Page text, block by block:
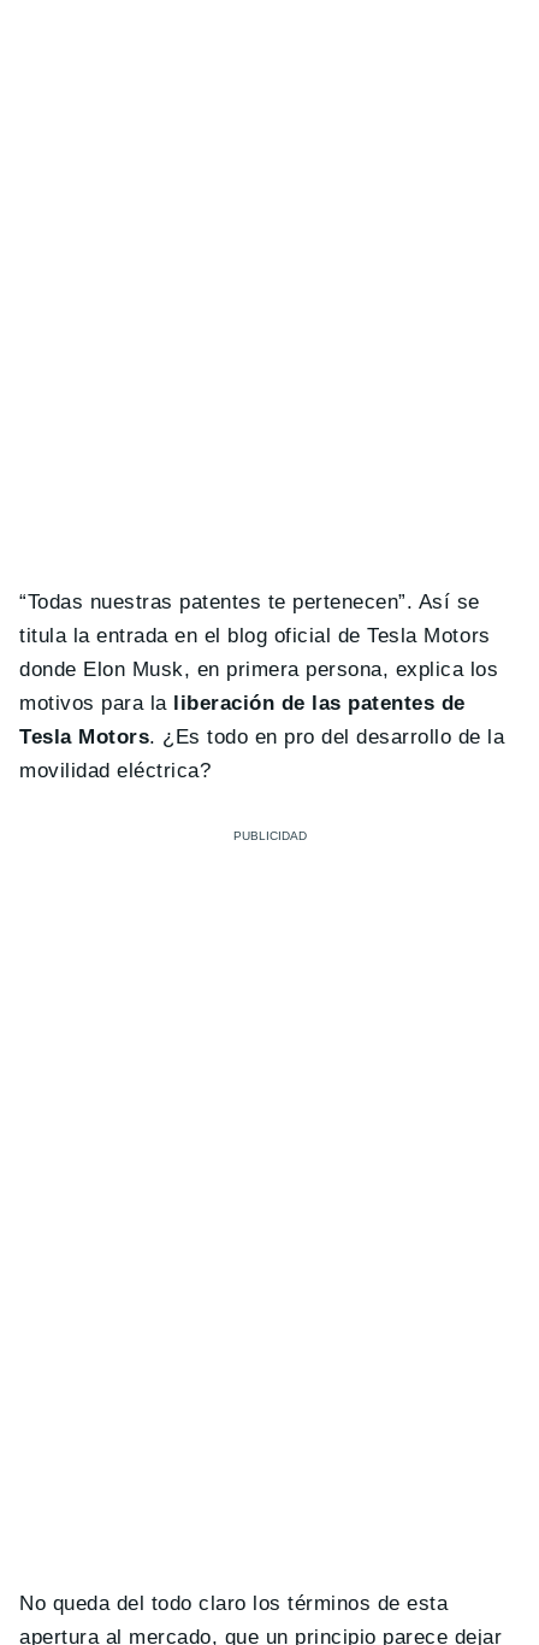
“Todas nuestras patentes te pertenecen”. Así se
titula la entrada en el blog oficial de Tesla Motors
donde Elon Musk, en primera persona, explica los
motivos para la liberación de las patentes de
Tesla Motors. ¿Es todo en pro del desarrollo de la
movilidad eléctrica?
No queda del todo claro los términos de esta
apertura al mercado, que un principio parece dejar